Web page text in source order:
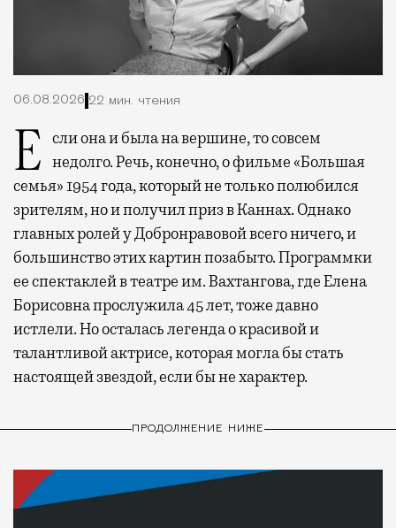
06.08.2026 22 мин. чтения
Если она и была на вершине, то совсем недолго. Речь, конечно, о фильме «Большая
семья» 1954 года, который не только полюбился
зрителям, но и получил приз в Каннах. Однако
главных ролей у Добронравовой всего ничего, и
большинство этих картин позабыто. Программки
ее спектаклей в театре им. Вахтангова, где Елена
Борисовна прослужила 45 лет, тоже давно
истлели. Но осталась легенда о красивой и
талантливой актрисе, которая могла бы стать
настоящей звездой, если бы не характер.
ПРОДОЛЖЕНИЕ НИЖЕ